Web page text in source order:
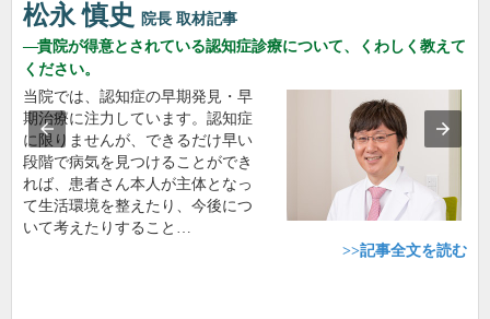
松永 慎史 院長 取材記事
貴院が得意とされている認知症診療について、くわしく教えて
ください。
当院では、認知症の早期発見・早
期治療に注力しています。認知症
に限りませんが、できるだけ早い
段階で病気を見つけることができ
れば、患者さん本人が主体となっ
て生活環境を整えたり、今後につ
いて考えたりすること…
>>記事全文を読む